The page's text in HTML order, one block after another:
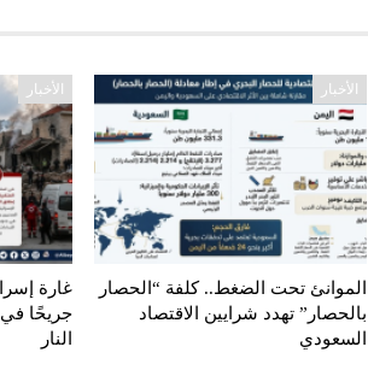
الأخبار
الموانئ تحت الضغط.. كلفة “الحصار
بالحصار” تهدد شرايين الاقتصاد
السعودي
الأخبار
جريحًا
النار